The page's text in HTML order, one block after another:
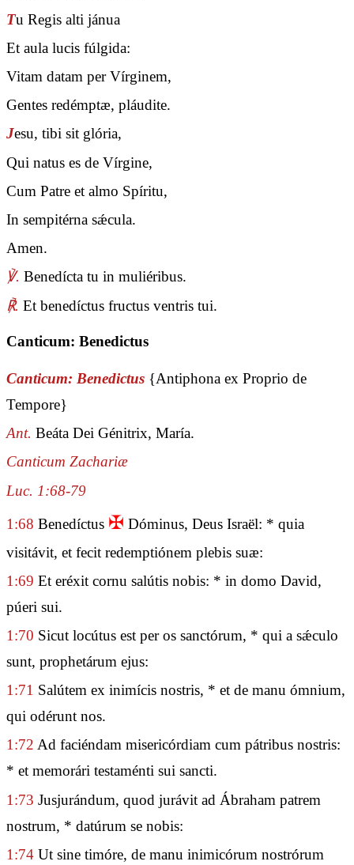
Tu Regis alti jánua
Et aula lucis fúlgida:
Vitam datam per Vírginem,
Gentes redémptæ, pláudite.
Jesu, tibi sit glória,
Qui natus es de Vírgine,
Cum Patre et almo Spíritu,
In sempitérna sǽcula.
Amen.
℣. Benedícta tu in muliéribus.
℟. Et benedíctus fructus ventris tui.
Canticum: Benedictus
Canticum: Benedictus {Antiphona ex Proprio de
Tempore}
Ant. Beáta Dei Génitrix, María.
Canticum Zachariæ
Luc. 1:68-79
1:68 Benedíctus ✠ Dóminus, Deus Israël: * quia
visitávit, et fecit redemptiónem plebis suæ:
1:69 Et eréxit cornu salútis nobis: * in domo David,
púeri sui.
1:70 Sicut locútus est per os sanctórum, * qui a sǽculo
sunt, prophetárum ejus:
1:71 Salútem ex inimícis nostris, * et de manu ómnium,
qui odérunt nos.
1:72 Ad faciéndam misericórdiam cum pátribus nostris:
* et memorári testaménti sui sancti.
1:73 Jusjurándum, quod jurávit ad Ábraham patrem
nostrum, * datúrum se nobis:
1:74 Ut sine timóre, de manu inimicórum nostrórum